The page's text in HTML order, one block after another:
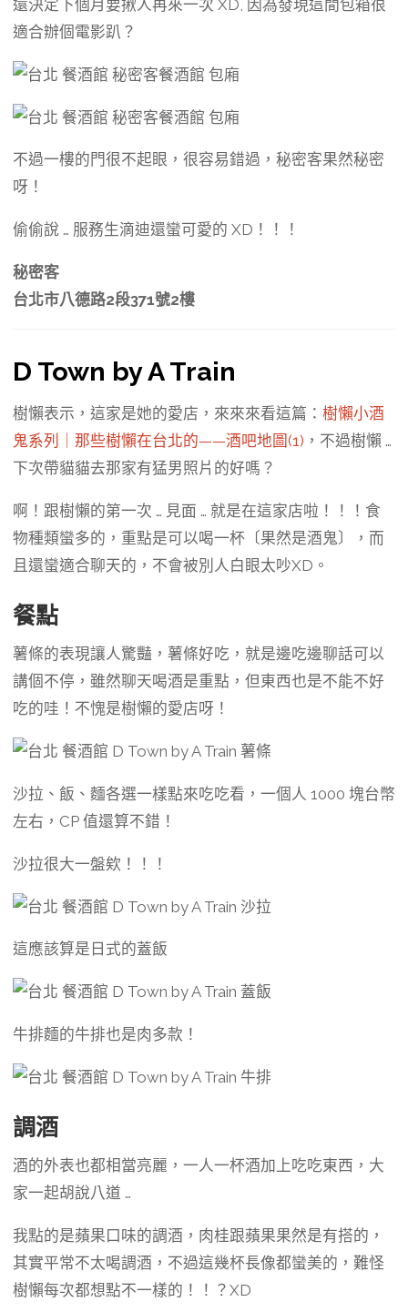
還決定下個月要揪人再來一次 XD, 因為發現這間包箱很
適合辦個電影趴？
不過一樓的門很不起眼，很容易錯過，秘密客果然秘密
呀！
偷偷說 … 服務生滴迪還蠻可愛的 XD！！！
秘密客
台北市八德路2段371號2樓
D Town by A Train
樹懶表示，這家是她的愛店，來來來看這篇： 樹懶小酒
鬼系列｜那些樹懶在台北的——酒吧地圖(1) ，不過樹懶 …
下次帶貓貓去那家有猛男照片的好嗎？
啊！跟樹懶的第一次 … 見面 … 就是在這家店啦！！！食
物種類蠻多的，重點是可以喝一杯〔果然是酒鬼〕，而
且還蠻適合聊天的，不會被別人白眼太吵XD。
餐點
薯條的表現讓人驚豔，薯條好吃，就是邊吃邊聊話可以
講個不停，雖然聊天喝酒是重點，但東西也是不能不好
吃的哇！不愧是樹懶的愛店呀！
沙拉、飯、麵各選一樣點來吃吃看，一個人 1000 塊台幣
左右，CP 值還算不錯！
沙拉很大一盤欸！！！
這應該算是日式的蓋飯
牛排麵的牛排也是肉多款！
調酒
酒的外表也都相當亮麗，一人一杯酒加上吃吃東西，大
家一起胡說八道 …
我點的是蘋果口味的調酒，肉桂跟蘋果果然是有搭的，
其實平常不太喝調酒，不過這幾杯長像都蠻美的，難怪
樹懶每次都想點不一樣的！！？XD